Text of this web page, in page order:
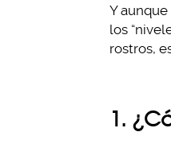
Y
los
rostros,
1.